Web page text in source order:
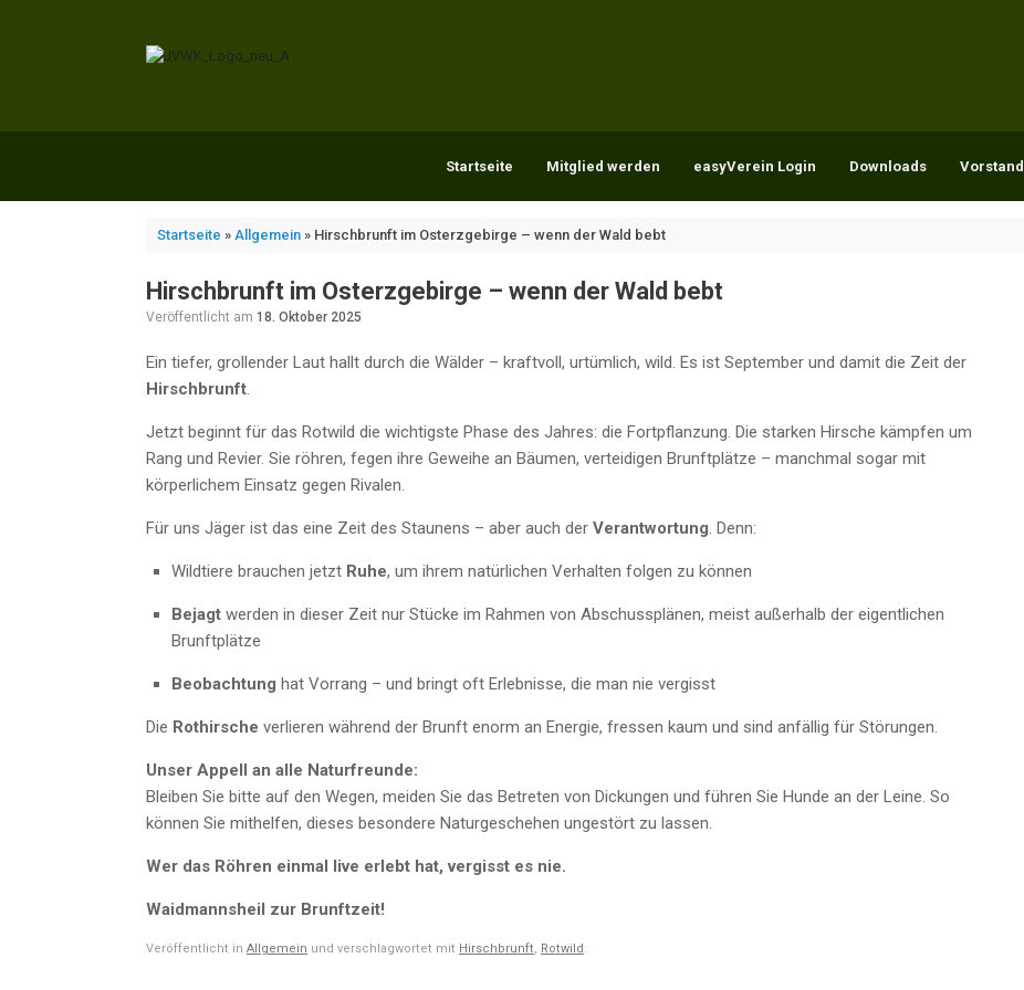
Startseite Mitglied werden easyVerein Login Downloads Vorstand
Startseite » Allgemein» Hirschbrunft im Osterzgebirge – wenn der Wald bebt
Hirschbrunft im Osterzgebirge – wenn der Wald bebt
Veröffentlicht am 18. Oktober 2025
Ein tiefer, grollender Laut hallt durch die Wälder – kraftvoll, urtümlich, wild. Es ist September und damit die Zeit der
Hirschbrunft
Jetzt beginnt für das Rotwild die wichtigste Phase des Jahres: die Fortpflanzung. Die starken Hirsche kämpfen um
Rang und Revier. Sie röhren, fegen ihre Geweihe an Bäumen, verteidigen Brunftplätze – manchmal sogar mit
körperlichem Einsatz gegen Rivalen.
Für uns Jäger ist das eine Zeit des Staunens – aber auch der Verantwortung . Denn:
Wildtiere brauchen jetzt Ruhe, um ihrem natürlichen Verhalten folgen zu können
Bejagtwerden in dieser Zeit nur Stücke im Rahmen von Abschussplänen, meist außerhalb der eigentlichen
Brunftplätze
Beobachtung hat Vorrang – und bringt oft Erlebnisse, die man nie vergisst
Die Rothirsche verlieren während der Brunft enorm an Energie, fressen kaum und sind anfällig für Störungen.
Unser Appell an alle Naturfreunde:
Bleiben Sie bitte auf den Wegen, meiden Sie das Betreten von Dickungen und führen Sie Hunde an der Leine. So
können Sie mithelfen, dieses besondere Naturgeschehen ungestört zu lassen.
Wer das Röhren einmal live erlebt hat, vergisst es nie.
Waidmannsheil zur Brunftzeit!
Veröffentlicht in Allgemein und verschlagwortet mit Hirschbrunft, Rotwild .